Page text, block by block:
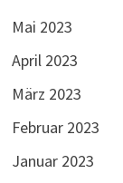
Mai 2023
April 2023
März 2023
Februar 2023
Januar 2023